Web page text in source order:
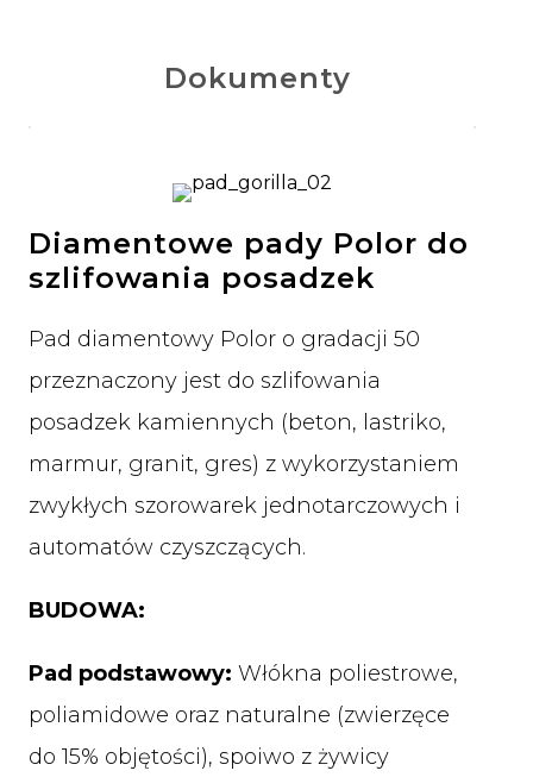
Dokumenty
Diamentowe pady Polor do
szlifowania posadzek
Pad diamentowy Polor o gradacji 50
przeznaczony jest do szlifowania
posadzek kamiennych (beton, lastriko,
marmur, granit, gres) z wykorzystaniem
zwykłych szorowarek jednotarczowych i
automatów czyszczących.
BUDOWA:
Pad podstawowy: Włókna poliestrowe,
poliamidowe oraz naturalne (zwierzęce
do 15% objętości), spoiwo z żywicy